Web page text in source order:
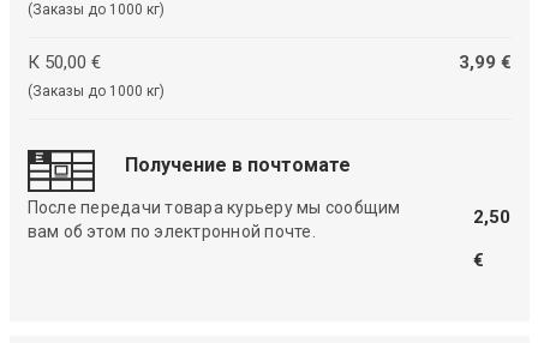
(Заказы до 1000 кг)
К 50,00 €
(Заказы до 1000 кг)
3,99 €
Получение в почтомате
После передачи товара курьеру мы сообщим
вам об этом по электронной почте.
2,50
€